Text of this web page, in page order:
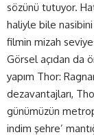
sözünü tutuyor.
haliyle bile nasibini
filmin mizah
Görsel açıdan da
yapım Thor:
dezavantajları,
günümüzün
indim şehre’